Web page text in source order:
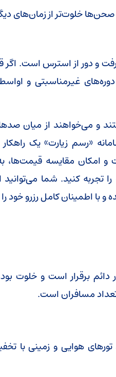
و دور از استرس است. اگر
دوره‌های غیرمناسبتی و
و می‌خواهند از میان
«رسم زیارت» یک
و امکان مقایسه
را تجربه کنید. شما
با اطمینان کامل رزرو خود
دائم برقرار است و خلوت
مسافران است.
هوایی و زمینی با